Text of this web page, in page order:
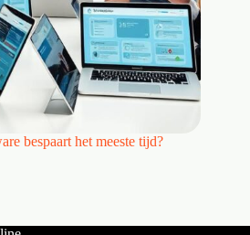
bespaart het meeste tijd?